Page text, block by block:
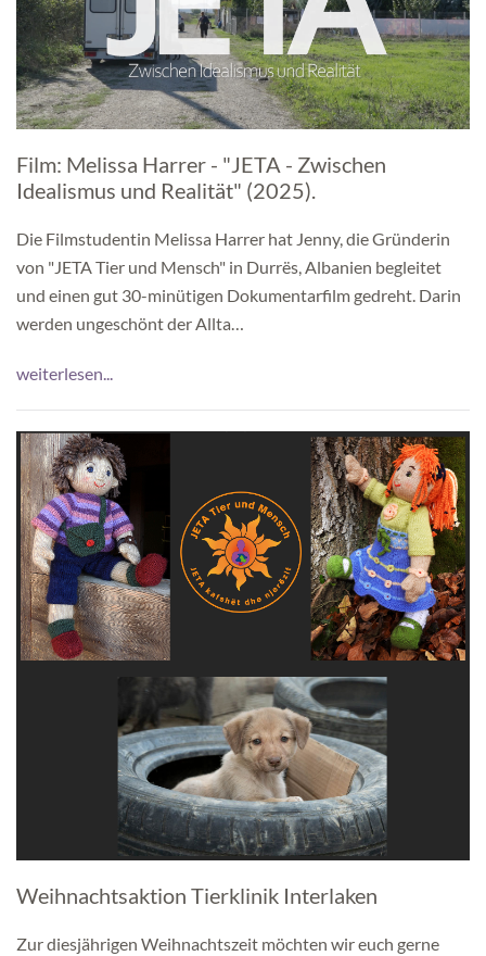
Film: Melissa Harrer - "JETA - Zwischen
Idealismus und Realität" (2025).
Die Filmstudentin Melissa Harrer hat Jenny, die Gründerin
von "JETA Tier und Mensch" in Durrës, Albanien begleitet
und einen gut 30-minütigen Dokumentarfilm gedreht. Darin
werden ungeschönt der Allta…
weiterlesen...
Weihnachtsaktion Tierklinik Interlaken
Zur diesjährigen Weihnachtszeit möchten wir euch gerne